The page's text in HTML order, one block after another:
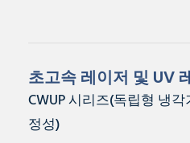
초고속 레이저 및 UV
CWUP 시리즈(독립형 냉
정성)